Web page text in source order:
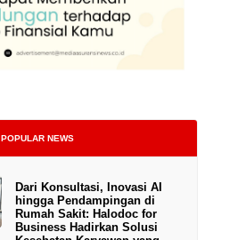
POPULAR NEWS
Dari Konsultasi, Inovasi AI
hingga Pendampingan di
Rumah Sakit: Halodoc for
Business Hadirkan Solusi